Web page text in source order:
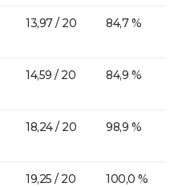
13,97 / 20 84,7 %
14,59 / 20 84,9 %
18,24 / 20 98,9 %
19,25 / 20 100,0 %